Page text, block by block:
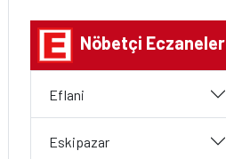
Nöbetçi Eczaneler
Eflani
Eskipazar